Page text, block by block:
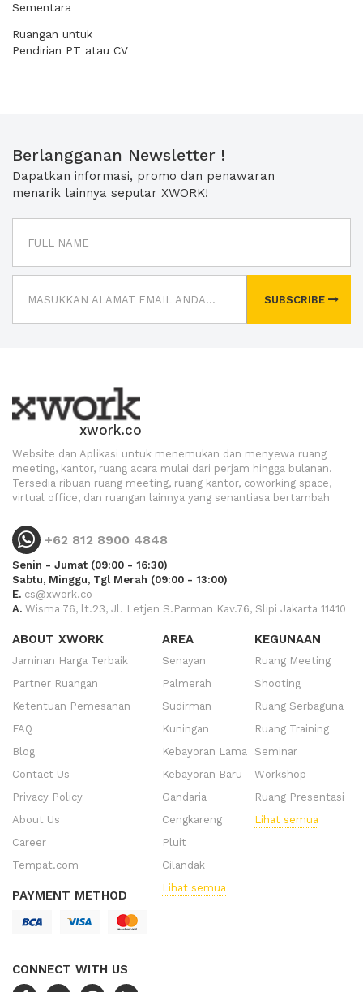
Sementara
Ruangan untuk
Pendirian PT atau CV
Berlangganan Newsletter !
Dapatkan informasi, promo dan penawaran
menarik lainnya seputar XWORK!
SUBSCRIBE
xwork.co
Website dan Aplikasi untuk menemukan dan menyewa ruang
meeting, kantor, ruang acara mulai dari perjam hingga bulanan.
Tersedia ribuan ruang meeting, ruang kantor, coworking space,
virtual office, dan ruangan lainnya yang senantiasa bertambah
+62 812 8900 4848
Senin - Jumat (09:00 - 16:30)
Sabtu, Minggu, Tgl Merah (09:00 - 13:00)
E. cs@xwork.co
A. Wisma 76, lt.23, Jl. Letjen S.Parman Kav.76, Slipi Jakarta 11410
ABOUT XWORK
Jaminan Harga Terbaik
Partner Ruangan
Ketentuan Pemesanan
FAQ
Blog
Contact Us
Privacy Policy
About Us
Career
Tempat.com
PAYMENT METHOD
CONNECT WITH US
AREA
Senayan
Palmerah
Sudirman
Kuningan
Kebayoran Lama
Kebayoran Baru
Gandaria
Cengkareng
Pluit
Cilandak
Lihat semua
KEGUNAAN
Ruang Meeting
Shooting
Ruang Serbaguna
Ruang Training
Seminar
Workshop
Ruang Presentasi
Lihat semua